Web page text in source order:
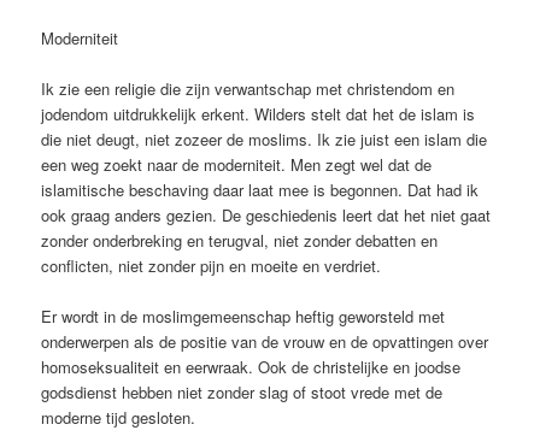
Moderniteit
Ik zie een religie die zijn verwantschap met christendom en
jodendom uitdrukkelijk erkent. Wilders stelt dat het de islam is
die niet deugt, niet zozeer de moslims. Ik zie juist een islam die
een weg zoekt naar de moderniteit. Men zegt wel dat de
islamitische beschaving daar laat mee is begonnen. Dat had ik
ook graag anders gezien. De geschiedenis leert dat het niet gaat
zonder onderbreking en terugval, niet zonder debatten en
conflicten, niet zonder pijn en moeite en verdriet.
Er wordt in de moslimgemeenschap heftig geworsteld met
onderwerpen als de positie van de vrouw en de opvattingen over
homoseksualiteit en eerwraak. Ook de christelijke en joodse
godsdienst hebben niet zonder slag of stoot vrede met de
moderne tijd gesloten.